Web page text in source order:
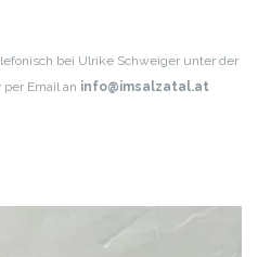
bei Ulrike Schweiger unter der
Email an info@imsalzatal.at